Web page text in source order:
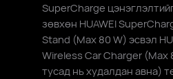
SuperCharge
зөвхөн HUAWEI
Stand (Max 80 W) эсвэл
Wireless Car Charger (Max
тусад нь худалдан авна)